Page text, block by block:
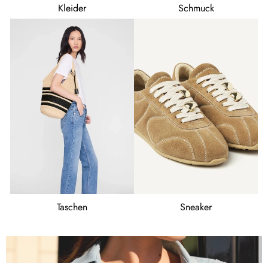
Kleider Schmuck
Taschen Sneaker